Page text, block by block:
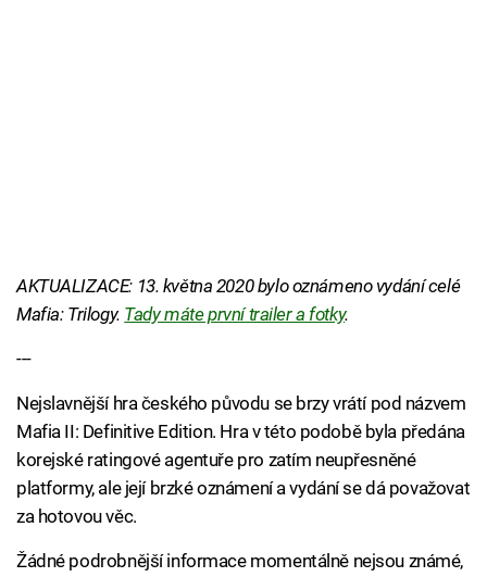
AKTUALIZACE: 13. května 2020 bylo oznámeno vydání celé
Mafia: Trilogy. Tady máte první trailer a fotky.
---
Nejslavnější hra českého původu se brzy vrátí pod názvem
Mafia II: Definitive Edition. Hra v této podobě byla předána
korejské ratingové agentuře pro zatím neupřesněné
platformy, ale její brzké oznámení a vydání se dá považovat
za hotovou věc.
Žádné podrobnější informace momentálně nejsou známé,